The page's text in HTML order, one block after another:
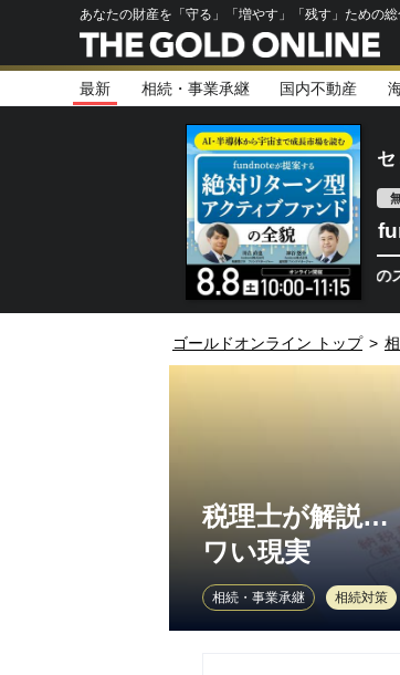
あなたの財産を「守る」「増やす」「残す」ための総
最新 相続・事業承継 国内不動産
セ
半導体相場は次のステージ
ゴールドオンライン トップ >
税理士が解説…
ワい現実
相続・事業承継 相続対策